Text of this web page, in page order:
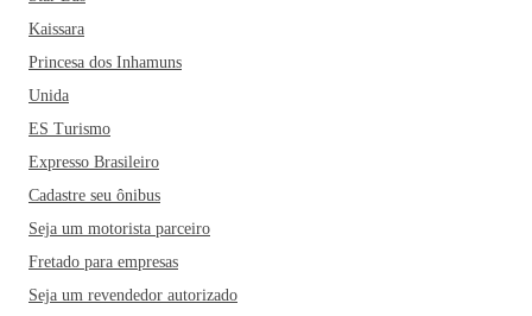
Kaissara
Princesa dos Inhamuns
Unida
ES Turismo
Expresso Brasileiro
Cadastre seu ônibus
Seja um motorista parceiro
Fretado para empresas
Seja um revendedor autorizado